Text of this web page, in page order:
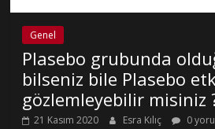
Genel
Plasebo grubunda
bilseniz bile Plasebo
gözlemleyebilir misiniz
21 Kasım 2020 Esra Kılıç 0